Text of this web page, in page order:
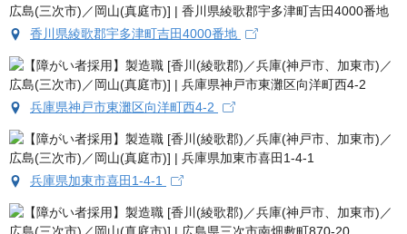
香川県綾歌郡宇多津町吉田4000番地
兵庫県神戸市東灘区向洋町西4-2
兵庫県加東市喜田1-4-1